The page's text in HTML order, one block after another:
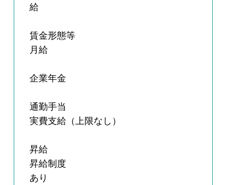
給
賃金形態等
月給
企業年金
通勤手当
実費支給（上限なし）
昇給
昇給制度
あり